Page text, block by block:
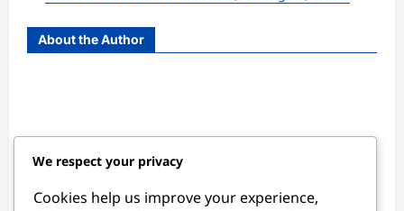
About the Author
We respect your privacy
Cookies help us improve your experience,